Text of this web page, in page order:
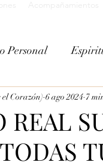
Personal
REAL
Corazón) 6 ago 2024 7